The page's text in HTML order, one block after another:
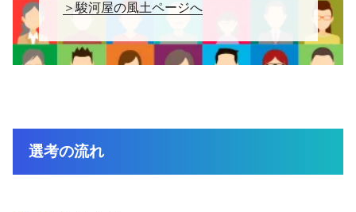
＞駿河屋の風土ページへ
選考の流れ